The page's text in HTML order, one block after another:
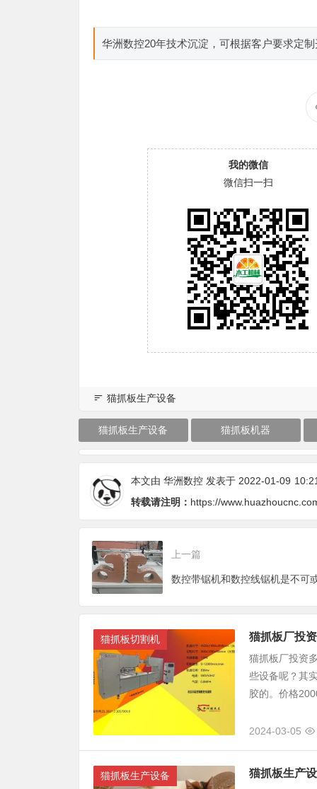
华洲数控20年技术沉淀，可根据客户要求定
我的微信
微信扫一扫
猫抓板生产设备
猫抓板生产设备 猫抓板机器
本文由 华洲数控 发表于 2022-01-09
转载请注明： https://
上一篇
猫抓板切割机 猫抓板厂投
猫抓板厂投资
些设备呢？其
胶的。价格
2024-03-05
猫抓板生产设备 猫抓板生产